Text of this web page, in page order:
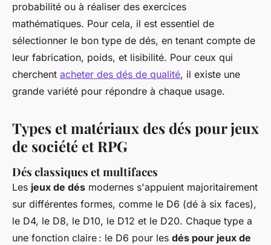
probabilité ou à réaliser des exercices
mathématiques. Pour cela, il est essentiel de
sélectionner le bon type de dés, en tenant compte de
leur fabrication, poids, et lisibilité. Pour ceux qui
cherchent acheter des dés de qualité, il existe une
grande variété pour répondre à chaque usage.
Types et matériaux des dés pour jeux
de société et RPG
Dés classiques et multifaces
Les jeux de dés modernes s'appuient majoritairement
sur différentes formes, comme le D6 (dé à six faces),
le D4, le D8, le D10, le D12 et le D20. Chaque type a
une fonction claire : le D6 pour les dés pour jeux de